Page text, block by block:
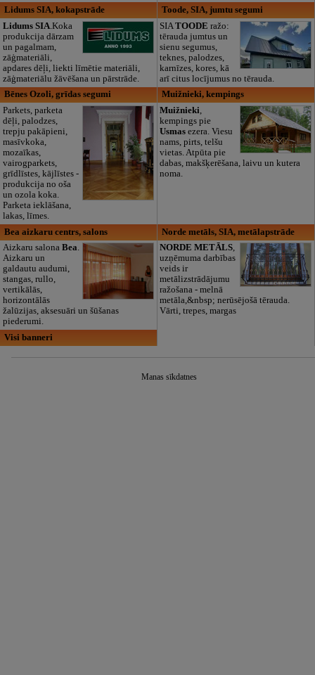
Lidums SIA, kokapstrāde
Lidums SIA.Koka
produkcija dārzam
un pagalmam,
zāģmateriāli,
apdares dēļi, liekti līmētie materiāli,
zāģmateriālu žāvēšana un pārstrāde.
Toode, SIA, jumtu segumi
SIATOODE ražo:
tērauda jumtus un
sienu segumus,
teknes, palodzes,
karnīzes, kores, kā
arī citus locījumus no tērauda.
Bēnes Ozoli, grīdas segumi
Parkets, parketa
dēļi, palodzes,
trepju pakāpieni,
masīvkoka,
mozaīkas,
vairogparkets,
grīdlīstes, kājlīstes -
produkcija no oša
un ozola koka.
Parketa ieklāšana,
lakas, līmes.
Muižnieki, kempings
Muižnieki,
kempings pie
Usmas ezera. Viesu
nams, pirts, telšu
vietas. Atpūta pie
dabas, makšķerēšana, laivu un kutera
noma.
Bea aizkaru centrs, salons
Aizkaru salona Bea.
Aizkaru un
galdautu audumi,
stangas, rullo,
vertikālās,
horizontālās
žalūzijas, aksesuāri un šūšanas
piederumi.
Norde metāls, SIA, metālapstrāde
NORDE METĀLS,
uzņēmuma darbības
veids ir
metālizstrādājumu
ražošana - melnā
metāla,&nbsp; nerūsējošā tērauda.
Vārti, trepes, margas
Visi banneri
Manas sīkdatnes